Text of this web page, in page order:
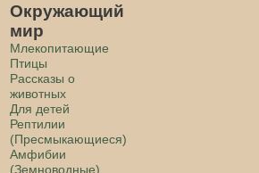
Окружающий
мир
Млекопитающие
Птицы
Рассказы о
животных
Для детей
Рептилии
(Пресмыкающиеся)
Амфибии
(Земноводные)